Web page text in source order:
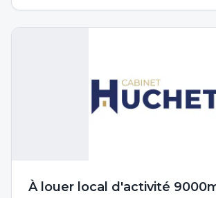
À louer local d'activité